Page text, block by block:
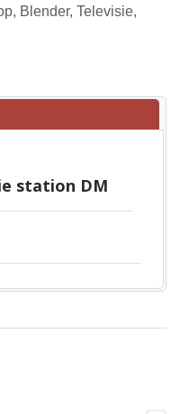
Blender, Televisie,
station DM